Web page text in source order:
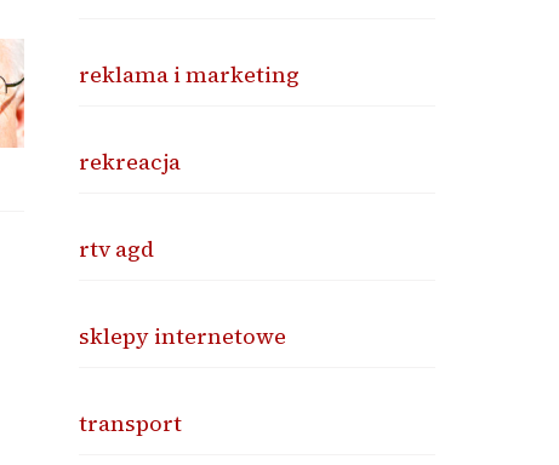
reklama i marketing
rekreacja
rtv agd
sklepy internetowe
transport